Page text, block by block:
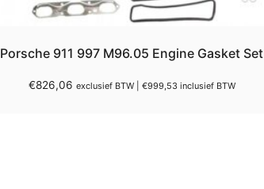
Porsche 911 997 M96.05 Engine Gasket Set
€826,06 exclusief BTW | €999,53 inclusief BTW